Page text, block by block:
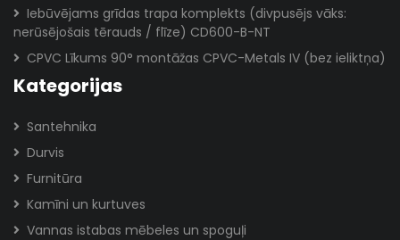
Iebūvējams grīdas trapa komplekts (divpusējs vāks:
nerūsējošais tērauds / flīze) CD600-B-NT
CPVC Līkums 90° montāžas CPVC-Metals IV (bez ieliktņa)
Kategorijas
Santehnika
Durvis
Furnitūra
Kamīni un kurtuves
Vannas istabas mēbeles un spoguļi